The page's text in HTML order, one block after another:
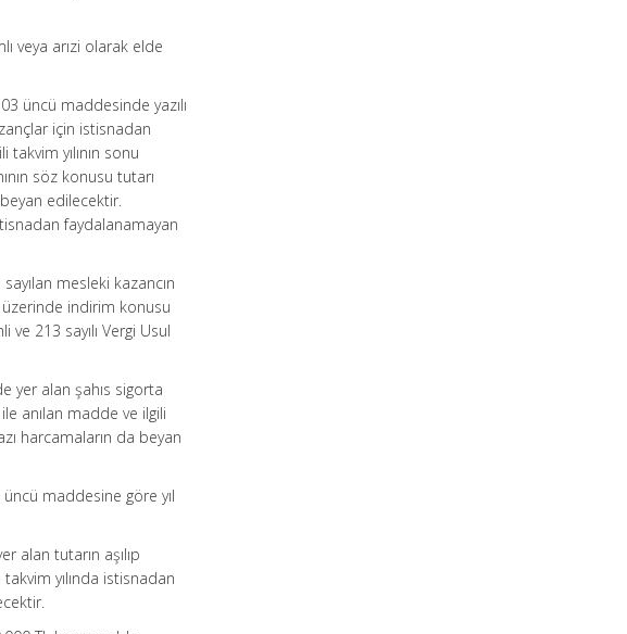
veya arızi olarak elde
üncü maddesinde yazılı
için istisnadan
takvim yılının sonu
söz konusu tutarı
edilecektir.
faydalanamayan
mesleki kazancın
üzerinde indirim konusu
213 sayılı Vergi Usul
yer alan şahıs sigorta
anılan madde ve ilgili
harcamaların da beyan
üncü maddesine göre yıl
alan tutarın aşılıp
takvim yılında istisnadan